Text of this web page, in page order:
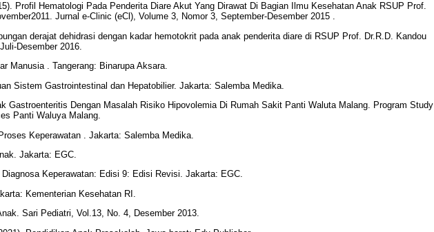
Profil Hematologi Pada Penderita Diare Akut Yang Dirawat Di Bagian Ilmu Kesehatan Anak RSUP Prof.
Jurnal e-Clinic (eCl), Volume 3, Nomor 3, September-Desember 2015 .
derajat dehidrasi dengan kadar hemotokrit pada anak penderita diare di RSUP Prof. Dr.R.D. Kandou
Desember 2016.
Manusia . Tangerang: Binarupa Aksara.
Sistem Gastrointestinal dan Hepatobilier. Jakarta: Salemba Medika.
Gastroenteritis Dengan Masalah Risiko Hipovolemia Di Rumah Sakit Panti Waluta Malang. Program Study
Panti Waluya Malang.
Keperawatan . Jakarta: Salemba Medika.
Jakarta: EGC.
Keperawatan: Edisi 9: Edisi Revisi. Jakarta: EGC.
Kementerian Kesehatan RI.
Sari Pediatri, Vol.13, No. 4, Desember 2013.